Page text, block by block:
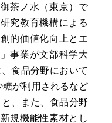
茶ノ水（東京）で
究教育機構による
的価値化向上とエ
事業が文部科学大
食品分野において
が利用されるなど
、また、食品分野
規機能性素材とし